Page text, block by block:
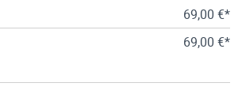
69,00 €*
69,00 €*